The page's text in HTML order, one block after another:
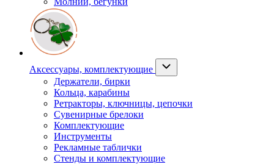
Аксессуары, комплектующие
Держатели, бирки
Кольца, карабины
Ретракторы, ключницы, цепочки
Сувенирные брелоки
Комплектующие
Инструменты
Рекламные таблички
Стенды и комплектующие